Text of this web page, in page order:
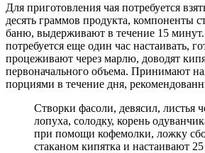
Для приготовления чая потребуется
десять граммов продукта, компоненты
баню, выдерживают в течение 15 минут.
потребуется еще один час настаивать,
процеживают через марлю, доводят
первоначального объема. Принимают
порциями в течение дня,
Створки фасоли, девясил, листья
лопуха, солодку, корень
при помощи кофемолки, ложку
стаканом кипятка и настаивают